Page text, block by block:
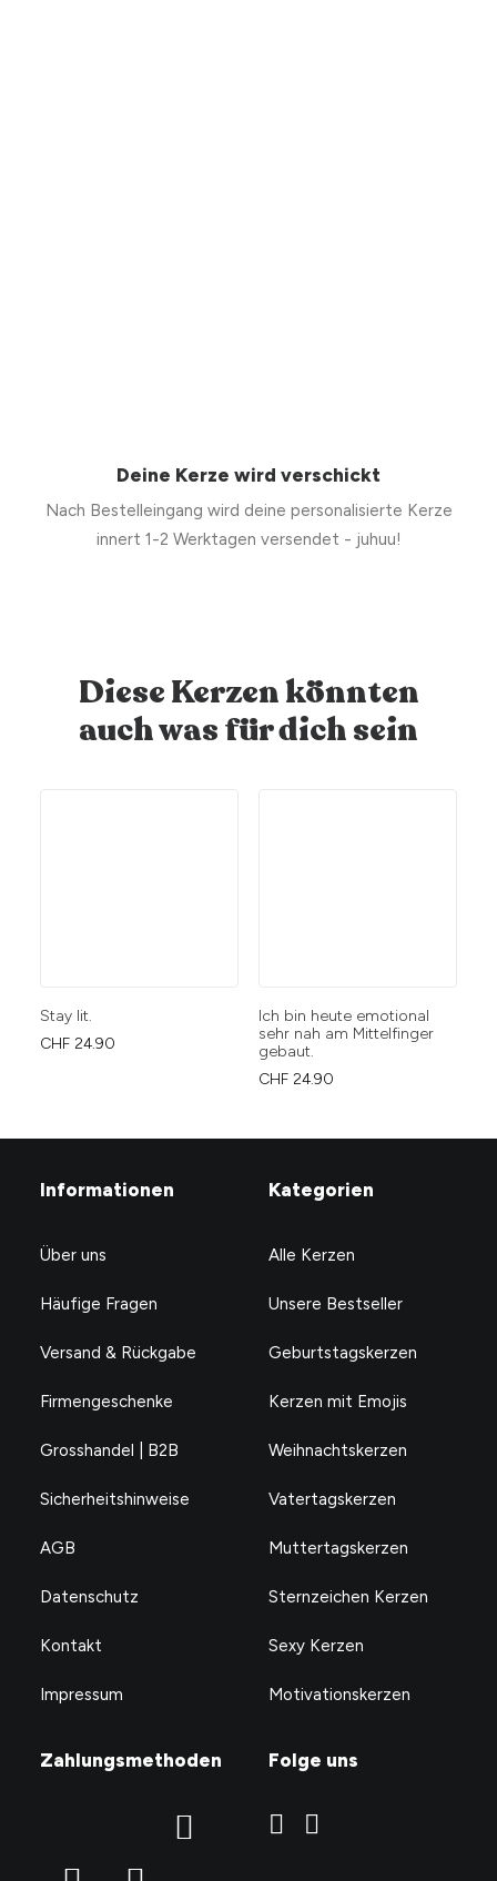
Deine Kerze wird verschickt
Nach Bestelleingang wird deine personalisierte Kerze
innert 1-2 Werktagen versendet - juhuu!
Diese Kerzen könnten
auch was für dich sein
Stay lit.
CHF 24.90
Ich bin heute emotional
sehr nah am Mittelfinger
gebaut.
CHF 24.90
Informationen
Über uns
Häufige Fragen
Versand & Rückgabe
Firmengeschenke
Grosshandel | B2B
Sicherheitshinweise
AGB
Datenschutz
Kontakt
Impressum
Kategorien
Alle Kerzen
Unsere Bestseller
Geburtstagskerzen
Kerzen mit Emojis
Weihnachtskerzen
Vatertagskerzen
Muttertagskerzen
Sternzeichen Kerzen
Sexy Kerzen
Motivationskerzen
Zahlungsmethoden Folge uns